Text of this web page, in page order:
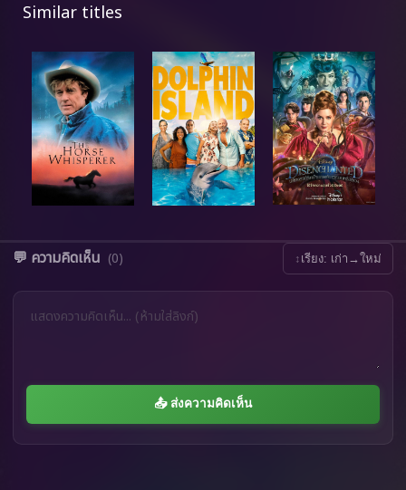
Similar titles
💬 ความคิดเห็น (0) ↕ เรียง: เก่า→ใหม่
📤 ส่งความคิดเห็น